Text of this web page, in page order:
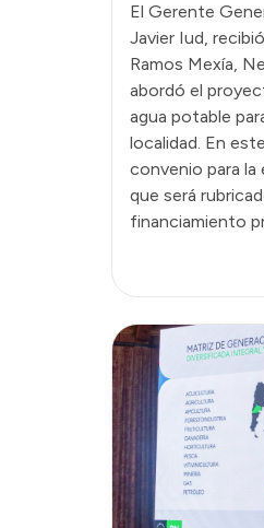
El Gerente
Javier Iud,
Ramos Mexía,
abordó el
agua potable
localidad. En
convenio para
que será
financiamiento